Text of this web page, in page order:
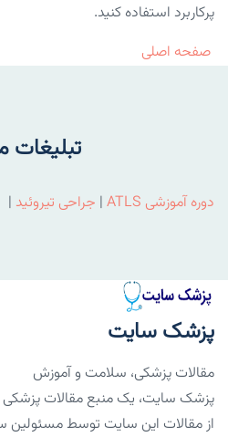
پرکاربرد استفاده کنید.
صفحه اصلی
تبلیغات
دوره آموزشی ATLS | جراحی تیروئید |
پزشک سایت
مقالات پزشکی، سلامت و آموزش
پزشک سایت، یک منبع مقالات
از مقالات این سایت توسط مسئولین